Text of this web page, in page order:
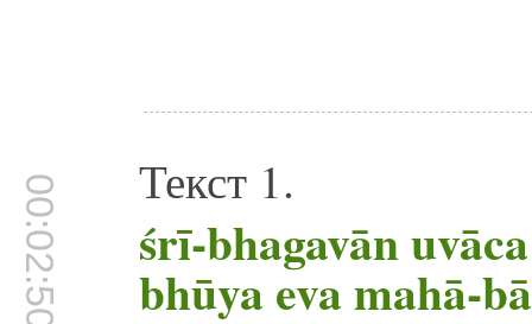
00:02:50 Текст 1.
śrī-bhagavān uvāca
bhūya eva mahā-